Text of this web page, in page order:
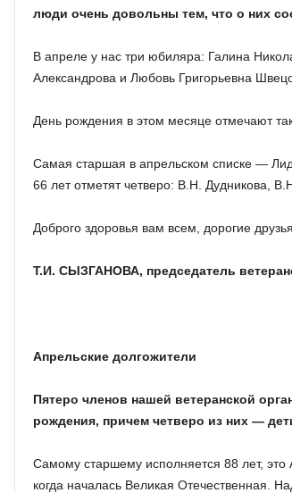
люди очень довольны тем, что о них
В апреле у нас три юбиляра: Галина
Александрова и Любовь Григорьевна
День рождения в этом месяце отмечают
Самая старшая в апрельском списке —
66 лет отметят четверо: В.Н. Дудникова,
Доброго здоровья вам всем, дорогие
Т.И. СЫЗГАНОВА, председатель
Апрельские долгожители
Пятеро членов нашей ветеранской
рождения, причем четверо из них —
Самому старшему исполняется 88 лет,
когда началась Великая Отечественная.